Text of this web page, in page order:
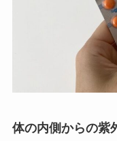
体の内側からの紫